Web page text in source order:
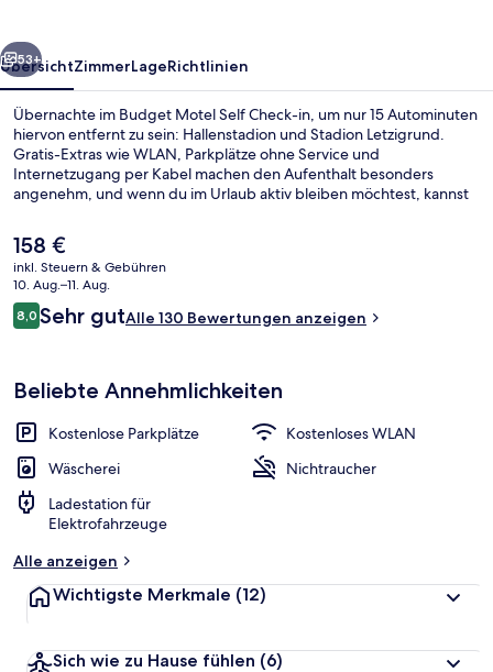
Weiter
53+
ÜbersichtZimmerLageRichtlinien
Übernachte im Budget Motel Self Check-in, um nur 15 Autominuten
hiervon entfernt zu sein: Hallenstadion und Stadion Letzigrund.
Gratis-Extras wie WLAN, Parkplätze ohne Service und
Internetzugang per Kabel machen den Aufenthalt besonders
angenehm, und wenn du im Urlaub aktiv bleiben möchtest, kannst
zum Mountainbiken nutzen. Außerdem ist dieses Hotel nur eine
kurze Autofahrt entfernt von: Universität Zürich.
Der
aktuelle
Preis
beträgt
158 €.
158 €
inkl. Steuern & Gebühren
10. Aug.–11. Aug.
Bewertungen
8,08,0 von 10.
Sehr gutAlle 130 Bewertungen anzeigen
Beliebte Annehmlichkeiten
Kostenlose Parkplätze
Kostenloses WLAN
Wäscherei
Nichtraucher
Ladestation für
Elektrofahrzeuge
Alle anzeigen
Wichtigste Merkmale (12)
Sich wie zu Hause fühlen (6)